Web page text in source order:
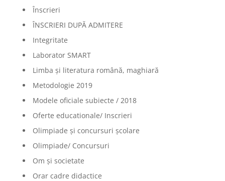
Înscrieri
ÎNSCRIERI DUPĂ ADMITERE
Integritate
Laborator SMART
Limba şi literatura română, maghiară
Metodologie 2019
Modele oficiale subiecte / 2018
Oferte educationale/ Inscrieri
Olimpiade şi concursuri şcolare
Olimpiade/ Concursuri
Om și societate
Orar cadre didactice